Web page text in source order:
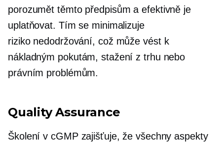
porozumět těmto předpisům a efektivně je
uplatňovat. Tím se minimalizuje
riziko nedodržování, což může vést k
nákladným pokutám, stažení z trhu nebo
právním problémům.
Quality Assurance
Školení v cGMP zajišťuje, že všechny aspekty